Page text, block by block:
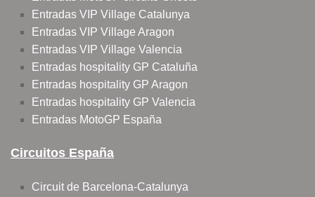
Entradas VIP Village Catalunya
Entradas VIP Village Aragon
Entradas VIP Village Valencia
Entradas hospitality GP Cataluña
Entradas hospitality GP Aragon
Entradas hospitality GP Valencia
Entradas MotoGP España
Circuitos España
Circuit de Barcelona-Catalunya